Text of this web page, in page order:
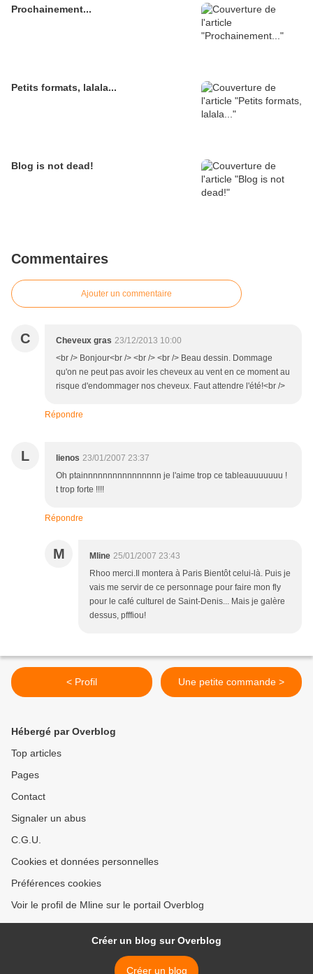
Prochainement...
Petits formats, lalala...
Blog is not dead!
Commentaires
Ajouter un commentaire
C Cheveux gras 23/12/2013 10:00
<br /> Bonjour<br /> <br /> <br /> Beau dessin. Dommage
qu'on ne peut pas avoir les cheveux au vent en ce moment au
risque d'endommager nos cheveux. Faut attendre l'été!<br />
Répondre
L lienos 23/01/2007 23:37
Oh ptainnnnnnnnnnnnnnnn je l'aime trop ce tableauuuuuuu !
t trop forte !!!!
Répondre
M Mline 25/01/2007 23:43
Rhoo merci.Il montera à Paris Bientôt celui-là. Puis je
vais me servir de ce personnage pour faire mon fly
pour le café culturel de Saint-Denis... Mais je galère
dessus, pfffiou!
< Profil Une petite commande >
Hébergé par Overblog
Top articles
Pages
Contact
Signaler un abus
C.G.U.
Cookies et données personnelles
Préférences cookies
Voir le profil de Mline sur le portail Overblog
Créer un blog sur Overblog
Créer un blog